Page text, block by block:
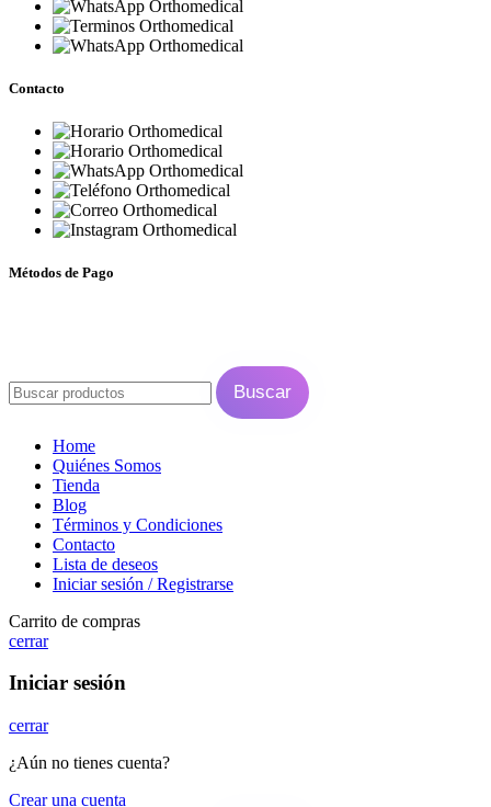
Contacto
Métodos de Pago
Buscar
Home
Quiénes Somos
Tienda
Blog
Términos y Condiciones
Contacto
Lista de deseos
Iniciar sesión / Registrarse
Carrito de compras
cerrar
Iniciar sesión
cerrar
¿Aún no tienes cuenta?
Crear una cuenta